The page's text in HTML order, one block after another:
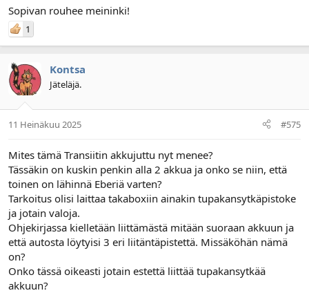
Sopivan rouhee meininki!
1
Kontsa
Jäteläjä.
11 Heinäkuu 2025 #575
Mites tämä Transiitin akkujuttu nyt menee?
Tässäkin on kuskin penkin alla 2 akkua ja onko se niin, että
toinen on lähinnä Eberiä varten?
Tarkoitus olisi laittaa takaboxiin ainakin tupakansytkäpistoke
ja jotain valoja.
Ohjekirjassa kielletään liittämästä mitään suoraan akkuun ja
että autosta löytyisi 3 eri liitäntäpistettä. Missäköhän nämä
on?
Onko tässä oikeasti jotain estettä liittää tupakansytkää
akkuun?